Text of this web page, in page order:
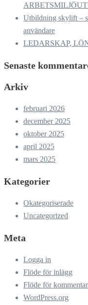
Utbildning skylift –
användare
LEDARSKAP,
Senaste
Arkiv
februari 2026
december 2025
oktober 2025
april 2025
mars 2025
Kategorier
Okategoriserade
Uncategorized
Meta
Logga in
Flöde för inlägg
Flöde för
WordPress.org